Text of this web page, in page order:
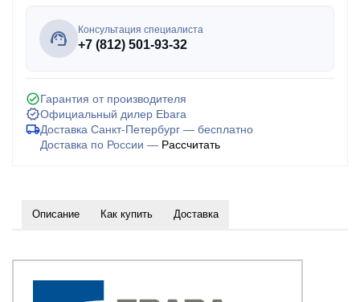
Консультация специалиста
+7 (812) 501-93-32
Гарантия от производителя
Официальный дилер Ebara
Доставка Санкт-Петербург — бесплатно
Доставка по России — Рассчитать
Описание Как купить Доставка